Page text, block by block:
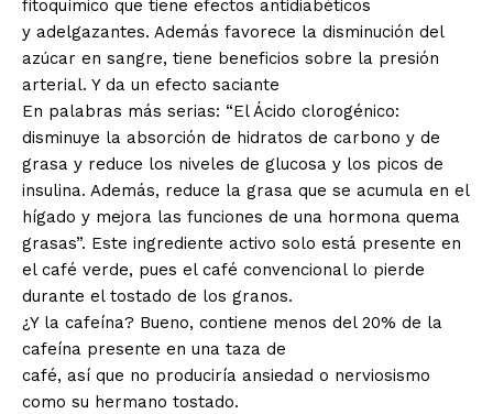
fitoquímico que tiene efectos antidiabéticos
y adelgazantes. Además favorece la disminución del
azúcar en sangre, tiene beneficios sobre la presión
arterial. Y da un efecto saciante
En palabras más serias: “El Ácido clorogénico:
disminuye la absorción de hidratos de carbono y de
grasa y reduce los niveles de glucosa y los picos de
insulina. Además, reduce la grasa que se acumula en el
hígado y mejora las funciones de una hormona quema
grasas”. Este ingrediente activo solo está presente en
el café verde, pues el café convencional lo pierde
durante el tostado de los granos.
¿Y la cafeína? Bueno, contiene menos del 20% de la
cafeína presente en una taza de
café, así que no produciría ansiedad o nerviosismo
como su hermano tostado.